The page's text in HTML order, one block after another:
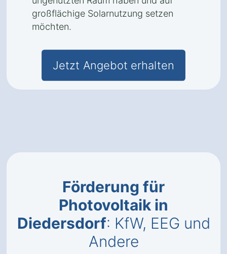
großflächige Solarnutzung setzen
möchten.
Jetzt Angebot erhalten
Förderung für
Photovoltaik in
Diedersdorf: KfW, EEG und
Andere